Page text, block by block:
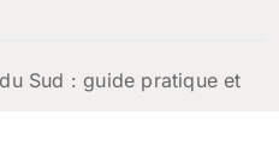
Sud : guide pratique et